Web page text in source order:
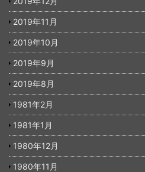
2019年11月
2019年10月
2019年9月
2019年8月
1981年2月
1981年1月
1980年12月
1980年11月